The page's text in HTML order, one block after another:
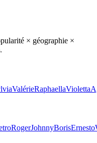
× géographie ×
ValérieRaphaellaVioletta
RogerJohnnyBorisErnesto